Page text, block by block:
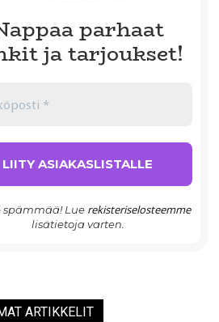
parhaat
ja tarjoukset!
spämmää! Lue rekisteriselosteemme
lisätietoja varten.
ARTIKKELIT